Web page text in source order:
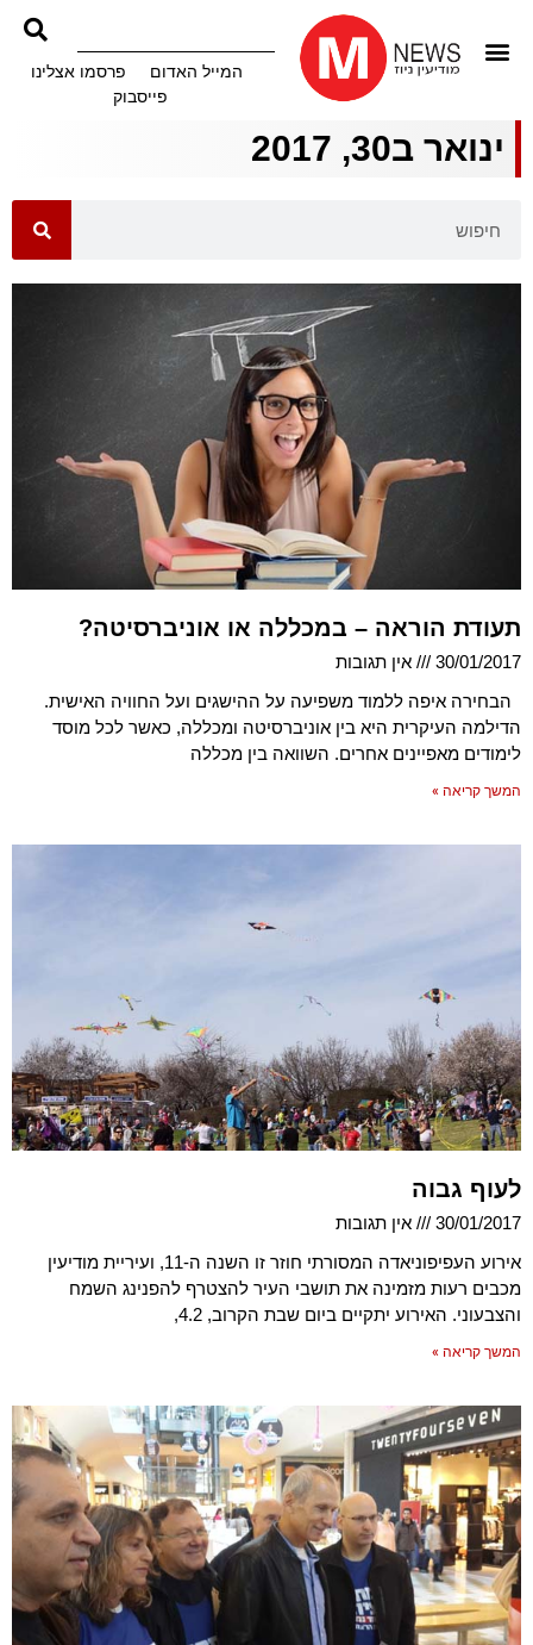
המייל האדום
פרסמו אצלינו
פייסבוק
ינואר ב30, 2017
תעודת הוראה – במכללה או אוניברסיטה?
30/01/2017
אין תגובות
הבחירה איפה ללמוד משפיעה על ההישגים ועל החוויה האישית.
הדילמה העיקרית היא בין אוניברסיטה ומכללה, כאשר לכל מוסד
לימודים מאפיינים אחרים. השוואה בין מכללה
המשך קריאה »
לעוף גבוה
30/01/2017
אין תגובות
אירוע העפיפוניאדה המסורתי חוזר זו השנה ה-11, ועיריית מודיעין
מכבים רעות מזמינה את תושבי העיר להצטרף להפנינג השמח
והצבעוני. האירוע יתקיים ביום שבת הקרוב, 4.2,
המשך קריאה »